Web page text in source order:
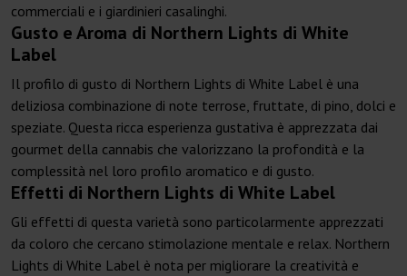
commerciali e i giardinieri casalinghi.
Gusto e Aroma di Northern Lights di White
Label
Il profilo di gusto di Northern Lights di White Label è una
deliziosa combinazione di note terrose, fruttate, di pino, dolci e
speziate. Questa ricca esperienza gustativa è apprezzata dai
gourmet della cannabis che valorizzano la profondità e la
complessità nel loro profilo aromatico e di gusto.
Effetti di Northern Lights di White Label
Gli effetti di questa varietà sono particolarmente apprezzati
da coloro che cercano stimolazione mentale e relax. Northern
Lights di White Label è nota per migliorare la creatività e